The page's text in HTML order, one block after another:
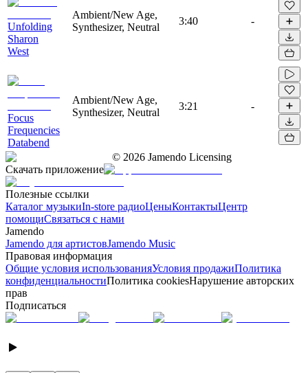
Unfolding
Sharon
West
Ambient/New Age,
Synthesizer, Neutral
3:40 -
Focus
Frequencies
Databend
Ambient/New Age,
Synthesizer, Neutral
3:21 -
© 2026 Jamendo Licensing
Скачать приложение
Полезные ссылки
Каталог музыкиIn-store радиоЦеныКонтактыЦентр
помощиСвязаться с нами
Jamendo
Jamendo для артистовJamendo Music
Правовая информация
Общие условия использованияУсловия продажиПолитика
конфиденциальностиПолитика cookiesНарушение авторских
прав
Подписаться